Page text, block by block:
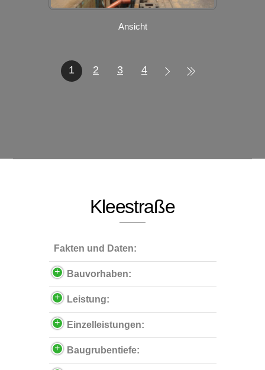
Ansicht
1 2 3 4
Kleestraße
Fakten und Daten:
Bauvorhaben:
Leistung:
Einzelleistungen:
Baugrubentiefe: